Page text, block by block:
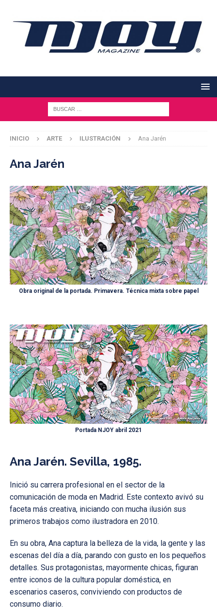
INICIO ARTE ILUSTRACIÓN Ana Jarén
Ana Jarén
Obra original de la portada. Primavera. Técnica mixta sobre papel
Portada NJOY abril 2021
Ana Jarén. Sevilla, 1985.
Inició su carrera profesional en el sector de la
comunicación de moda en Madrid. Este contexto avivó su
faceta más creativa, iniciando con mucha ilusión sus
primeros trabajos como ilustradora en 2010.
En su obra, Ana captura la belleza de la vida, la gente y las
escenas del día a día, parando con gusto en los pequeños
detalles. Sus protagonistas, mayormente chicas, figuran
entre iconos de la cultura popular doméstica, en
escenarios caseros, conviviendo con productos de
consumo diario.